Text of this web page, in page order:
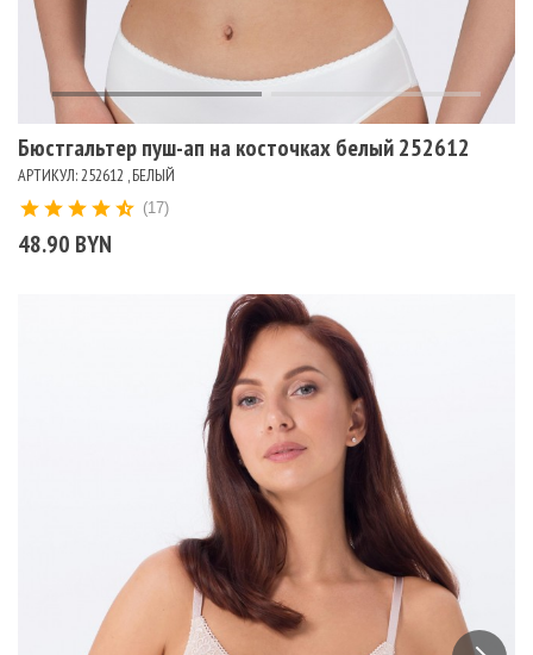
Бюстгальтер пуш-ап на косточках белый 252612
АРТИКУЛ: 252612 , БЕЛЫЙ
48.90 BYN
(17)